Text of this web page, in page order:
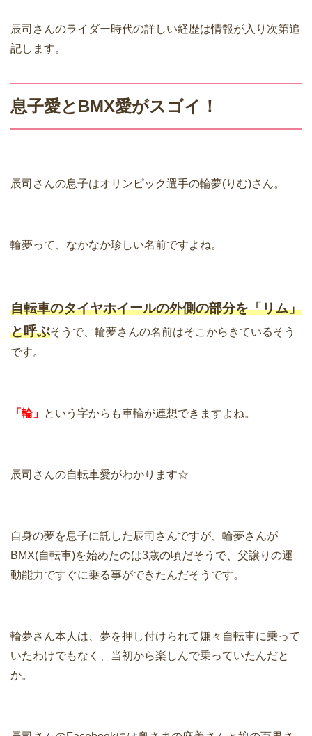
辰司さんのライダー時代の詳しい経歴は情報が入り次第追
記します。
息子愛とBMX愛がスゴイ！
辰司さんの息子はオリンピック選手の輪夢(りむ)さん。
輪夢って、なかなか珍しい名前ですよね。
自転車のタイヤホイールの外側の部分を「リム」
と呼ぶそうで、輪夢さんの名前はそこからきているそう
です。
「輪」 という字からも車輪が連想できますよね。
辰司さんの自転車愛がわかります☆
自身の夢を息子に託した辰司さんですが、輪夢さんが
BMX(自転車)を始めたのは3歳の頃だそうで、父譲りの運
動能力ですぐに乗る事ができたんだそうです。
輪夢さん本人は、夢を押し付けられて嫌々自転車に乗って
いたわけでもなく、当初から楽しんで乗っていたんだと
か。